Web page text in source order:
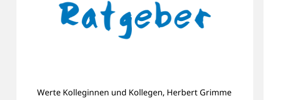
Werte Kolleginnen und Kollegen, Herbert Grimme